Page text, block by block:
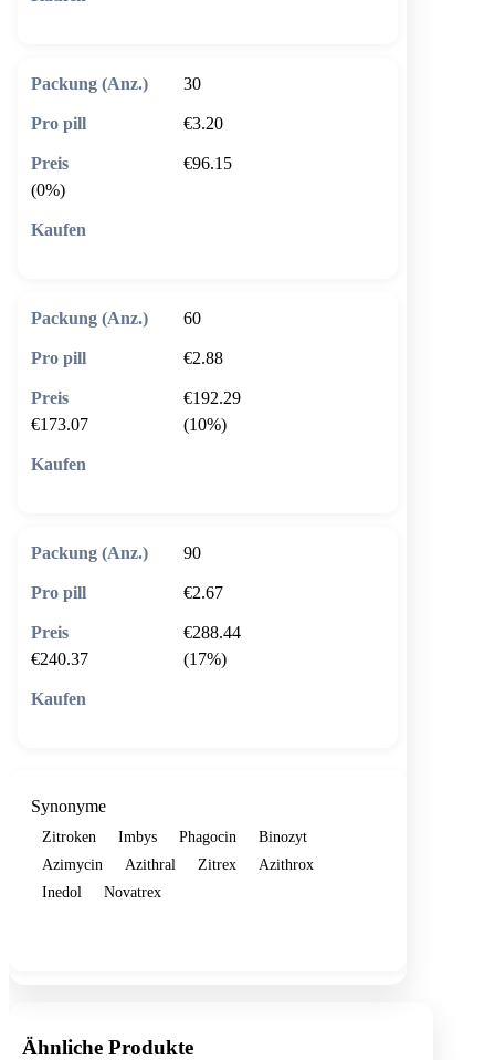
30
€3.20
€96.15
(0%)
60
€2.88
€192.29
€173.07
(10%)
90
€2.67
€288.44
€240.37
(17%)
Synonyme
Zitroken Imbys Phagocin
Binozyt
Azimycin
Azithral Zitrex
Azithrox
Inedol
Novatrex
Ähnliche Produkte